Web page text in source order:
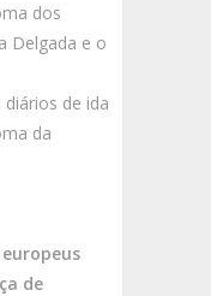
dos
Delgada e o
de ida
da
de